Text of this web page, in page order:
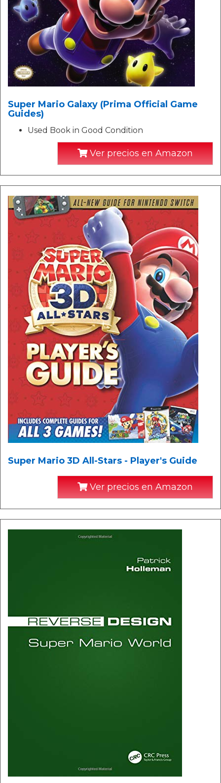
Super Mario Galaxy (Prima Official Game
Guides)
Used Book in Good Condition
Ver precios en Amazon
Super Mario 3D All-Stars - Player's Guide
Ver precios en Amazon